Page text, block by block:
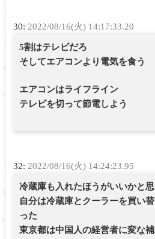
30: 2022/08/16(火) 14:17:33.20
5割はテレビだろ
そしてエアコンより電気を食う
エアコンはライフライン
テレビを切って節電しよう
32: 2022/08/16(火) 14:24:23.95
冷蔵庫も入れたほうがいいかと思
自分は冷蔵庫とクーラーを買い
った
東京都は中国人の経営者に変な